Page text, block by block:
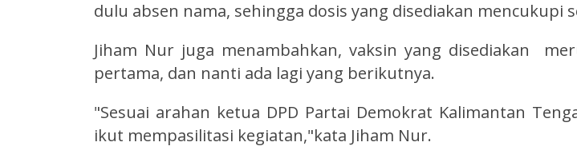
dulu absen nama, sehingga dosis yang disediakan mencukupi
Jiham Nur juga menambahkan, vaksin yang disediakan
pertama, dan nanti ada lagi yang berikutnya.
"Sesuai arahan ketua DPD Partai Demokrat Kalimantan
ikut mempasilitasi kegiatan,"kata Jiham Nur.